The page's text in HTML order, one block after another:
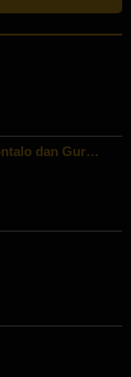
dan Gur…